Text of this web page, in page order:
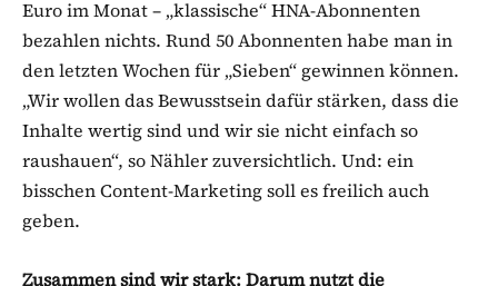
Euro im Monat – „klassische“ HNA-Abonnenten
bezahlen nichts. Rund 50 Abonnenten habe man in
den letzten Wochen für „Sieben“ gewinnen können.
„Wir wollen das Bewusstsein dafür stärken, dass die
Inhalte wertig sind und wir sie nicht einfach so
raushauen“, so Nähler zuversichtlich. Und: ein
bisschen Content-Marketing soll es freilich auch
geben.
Zusammen sind wir stark: Darum nutzt die